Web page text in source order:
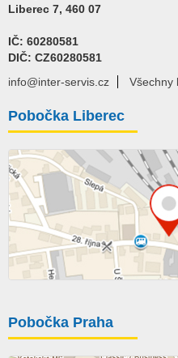
Liberec 7, 460 07
IČ: 60280581
DIČ: CZ60280581
info@inter-servis.cz
Všechny
Pobočka Liberec
Pobočka Praha